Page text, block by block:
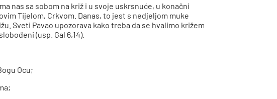
nas sa sobom na križ i u svoje uskrsnuće, u konačni
Tijelom, Crkvom. Danas, to jest s nedjeljom muke
Sveti Pavao upozorava kako treba da se hvalimo križem
(usp. Gal 6,14).
Ocu;